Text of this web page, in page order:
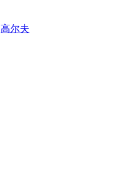
高尔夫